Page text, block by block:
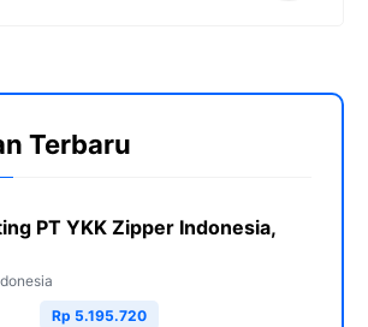
Terbaru
PT YKK Zipper Indonesia,
Rp 5.195.720